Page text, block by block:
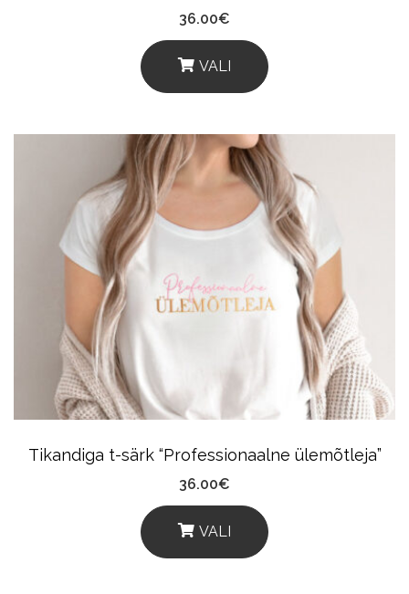
36.00€
VALI
This
Has
Multiple
Variants.
May
The
Product
Tikandiga t-särk “Professionaalne ülemõtleja”
36.00€
VALI
This